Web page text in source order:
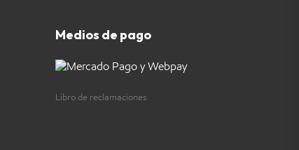
Medios de pago
Libro de reclamaciones